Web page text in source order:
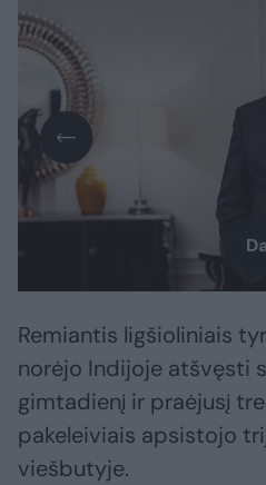
Remiantis ligšioliniais
norėjo Indijoje atšvęsti
gimtadienį ir praėjusį
pakeleiviais apsistojo
viešbutyje.